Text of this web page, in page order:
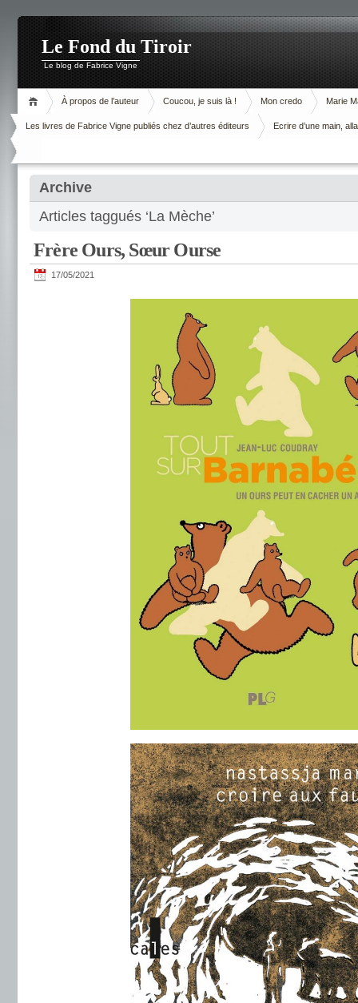
Le Fond du Tiroir
Le blog de Fabrice Vigne
À propos de l’auteur Coucou, je suis là ! Mon credo Marie
Les livres de Fabrice Vigne publiés chez d’autres éditeurs Ecrire d’une main,
Archive
Articles taggués ‘La Mèche’
Frère Ours, Sœur Ourse
17/05/2021